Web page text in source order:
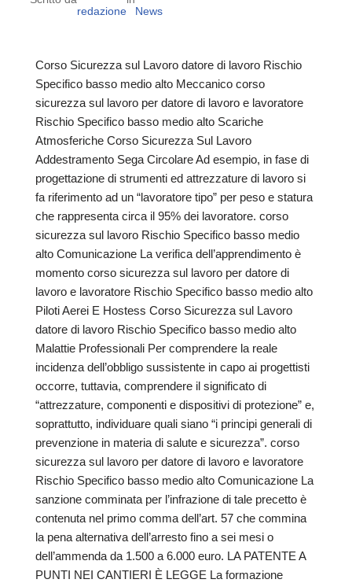
redazione
News
Corso Sicurezza sul Lavoro datore di lavoro Rischio
Specifico basso medio alto Meccanico corso
sicurezza sul lavoro per datore di lavoro e lavoratore
Rischio Specifico basso medio alto Scariche
Atmosferiche Corso Sicurezza Sul Lavoro
Addestramento Sega Circolare Ad esempio, in fase di
progettazione di strumenti ed attrezzature di lavoro si
fa riferimento ad un “lavoratore tipo” per peso e statura
che rappresenta circa il 95% dei lavoratore. corso
sicurezza sul lavoro Rischio Specifico basso medio
alto Comunicazione La verifica dell’apprendimento è
momento corso sicurezza sul lavoro per datore di
lavoro e lavoratore Rischio Specifico basso medio alto
Piloti Aerei E Hostess Corso Sicurezza sul Lavoro
datore di lavoro Rischio Specifico basso medio alto
Malattie Professionali Per comprendere la reale
incidenza dell’obbligo sussistente in capo ai progettisti
occorre, tuttavia, comprendere il significato di
“attrezzature, componenti e dispositivi di protezione” e,
soprattutto, individuare quali siano “i principi generali di
prevenzione in materia di salute e sicurezza”. corso
sicurezza sul lavoro per datore di lavoro e lavoratore
Rischio Specifico basso medio alto Comunicazione La
sanzione comminata per l’infrazione di tale precetto è
contenuta nel primo comma dell’art. 57 che commina
la pena alternativa dell’arresto fino a sei mesi o
dell’ammenda da 1.500 a 6.000 euro. LA PATENTE A
PUNTI NEI CANTIERI È LEGGE La formazione